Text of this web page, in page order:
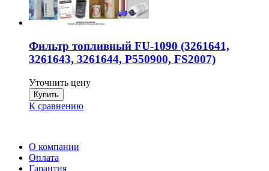
Фильтр топливный FU-1090 (3261641,
3261643, 3261644, P550900, FS2007)
Уточнить цену
К сравнению
О компании
Оплата
Гарантия